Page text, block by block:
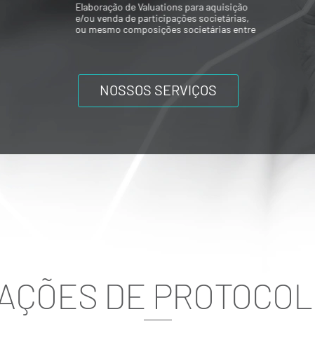
Elaboração de Valuations para aquisição
e/ou venda de participações societárias,
ou mesmo composições societárias entre
NOSSOS SERVIÇOS
DE